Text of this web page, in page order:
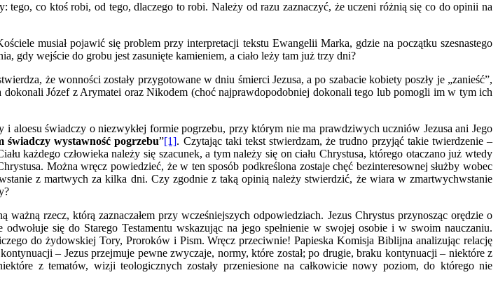
co ktoś robi, od tego, dlaczego to robi. Należy od razu zaznaczyć, że uczeni różnią się co do opinii na
musiał pojawić się problem przy interpretacji tekstu Ewangelii Marka, gdzie na początku szesnastego
gdy wejście do grobu jest zasunięte kamieniem, a ciało leży tam już trzy dni?
że wonności zostały przygotowane w dniu śmierci Jezusa, a po szabacie kobiety poszły je „zanieść”,
dokonali Józef z Arymatei oraz Nikodem (choć najprawdopodobniej dokonali tego lub pomogli im w tym ich
aloesu świadczy o niezwykłej formie pogrzebu, przy którym nie ma prawdziwych uczniów Jezusa ani Jego
świadczy wystawność pogrzebu”[1]. Czytając taki tekst stwierdzam, że trudno przyjąć takie twierdzenie –
każdego człowieka należy się szacunek, a tym należy się on ciału Chrystusa, którego otaczano już wtedy
Można wręcz powiedzieć, że w ten sposób podkreślona zostaje chęć bezinteresownej służby wobec
z martwych za kilka dni. Czy zgodnie z taką opinią należy stwierdzić, że wiara w zmartwychwstanie
rzecz, którą zaznaczałem przy wcześniejszych odpowiedziach. Jezus Chrystus przynosząc orędzie o
się do Starego Testamentu wskazując na jego spełnienie w swojej osobie i w swoim nauczaniu.
do żydowskiej Tory, Proroków i Pism. Wręcz przeciwnie! Papieska Komisja Biblijna analizując relację
– Jezus przejmuje pewne zwyczaje, normy, które został; po drugie, braku kontynuacji – niektóre z
z tematów, wizji teologicznych zostały przeniesione na całkowicie nowy poziom, do którego nie